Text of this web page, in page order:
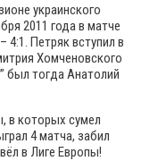
украинского
2011 года в матче
4:1. Петряк вступил в
Хомченовского
был тогда Анатолий
в которых сумел
4 матча, забил
в Лиге Европы!